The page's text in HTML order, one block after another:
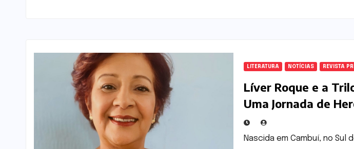
LITERATURA NOTÍCIAS REVISTA
Líver Roque e a
Uma Jornada de
Resistência Feminina
Nascida em Cambuí, no Sul